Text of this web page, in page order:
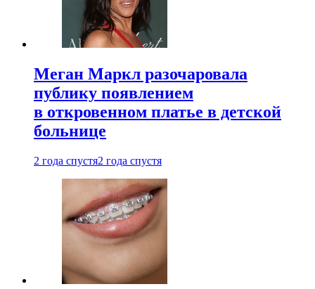
Меган Маркл разочаровала
публику появлением
в откровенном платье в детской
больнице
2 года спустя2 года спустя